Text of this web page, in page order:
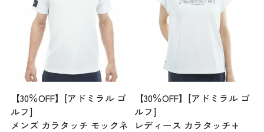
【30％OFF】[アドミラル ゴ
ルフ]
メンズ カラタッチ モックネ
【30％OFF】[アドミラル ゴ
ルフ]
レディース カラタッチ+